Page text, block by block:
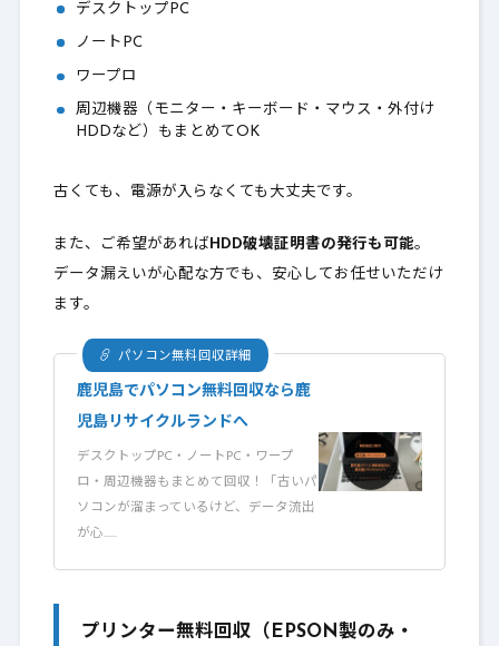
デスクトップPC
ノートPC
ワープロ
周辺機器（モニター・キーボード・マウス・外付け
HDDなど）もまとめてOK
古くても、電源が入らなくても大丈夫です。
また、ご希望があれば HDD破壊証明書の発行も可能。
データ漏えいが心配な方でも、安心してお任せいただけ
ます。
パソコン無料回収詳細
鹿児島でパソコン無料回収なら鹿
児島リサイクルランドへ
デスクトップPC・ノートPC・ワープ
ロ・周辺機器もまとめて回収！「古いパ
ソコンが溜まっているけど、データ流出
が心……
プリンター無料回収（EPSON製のみ・